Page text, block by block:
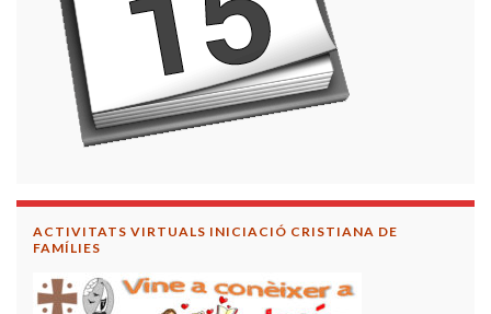
ACTIVITATS VIRTUALS INICIACIÓ CRISTIANA DE
FAMÍLIES